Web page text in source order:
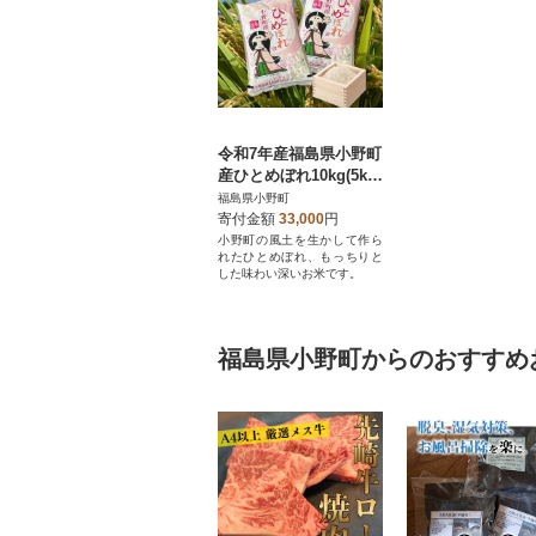
令和7年産福島県小野町
産ひとめぼれ10kg(5kg
×2袋)精米
福島県小野町
寄付金額 33,000円
小野町の風土を生かして作ら
れたひとめぼれ、もっちりと
した味わい深いお米です。
福島県小野町からのおすすめ